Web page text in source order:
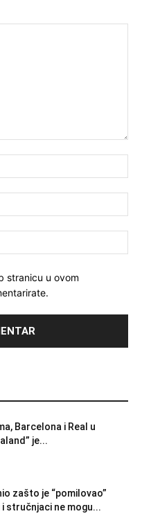
stranicu u ovom
Barcelona i Real u
je...
zašto je “pomilovao”
i stručnjaci ne mogu...